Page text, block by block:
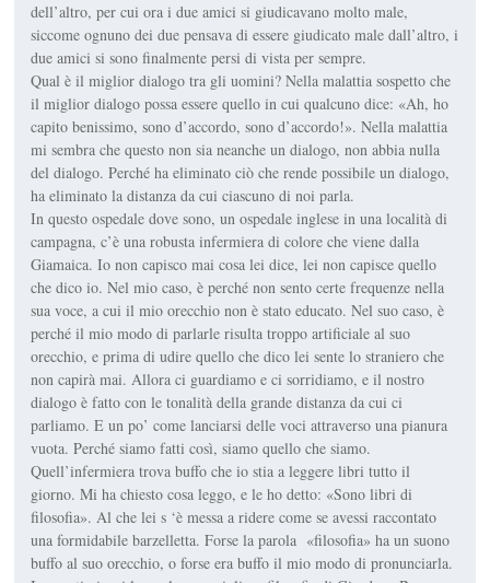
dell’altro, per cui ora i due amici si giudicavano molto male,
siccome ognuno dei due pensava di essere giudicato male dall’altro, i
due amici si sono finalmente persi di vista per sempre.
Qual è il miglior dialogo tra gli uomini? Nella malattia sospetto che
il miglior dialogo possa essere quello in cui qualcuno dice: «Ah, ho
capito benissimo, sono d’accordo, sono d’accordo!». Nella malattia
mi sembra che questo non sia neanche un dialogo, non abbia nulla
del dialogo. Perché ha eliminato ciò che rende possibile un dialogo,
ha eliminato la distanza da cui ciascuno di noi parla.
In questo ospedale dove sono, un ospedale inglese in una località di
campagna, c’è una robusta infermiera di colore che viene dalla
Giamaica. Io non capisco mai cosa lei dice, lei non capisce quello
che dico io. Nel mio caso, è perché non sento certe frequenze nella
sua voce, a cui il mio orecchio non è stato educato. Nel suo caso, è
perché il mio modo di parlarle risulta troppo artificiale al suo
orecchio, e prima di udire quello che dico lei sente lo straniero che
non capirà mai. Allora ci guardiamo e ci sorridiamo, e il nostro
dialogo è fatto con le tonalità della grande distanza da cui ci
parliamo. E un po’ come lanciarsi delle voci attraverso una pianura
vuota. Perché siamo fatti così, siamo quello che siamo.
Quell’infermiera trova buffo che io stia a leggere libri tutto il
giorno. Mi ha chiesto cosa leggo, e le ho detto: «Sono libri di
filosofia». Al che lei s ‘è messa a ridere come se avessi raccontato
una formidabile barzelletta. Forse la parola «filosofia» ha un suono
buffo al suo orecchio, o forse era buffo il mio modo di pronunciarla.